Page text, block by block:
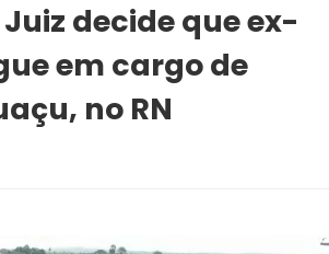
decide que ex-
em cargo de
no RN